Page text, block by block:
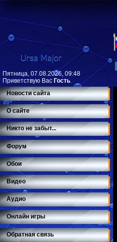
Пятница, 07.08.2026, 09:48
Приветствую Вас Гость
Новости сайта
О сайте
Никто не забыт...
Форум
Обои
Видео
Аудио
Онлайн игры
Обратная связь